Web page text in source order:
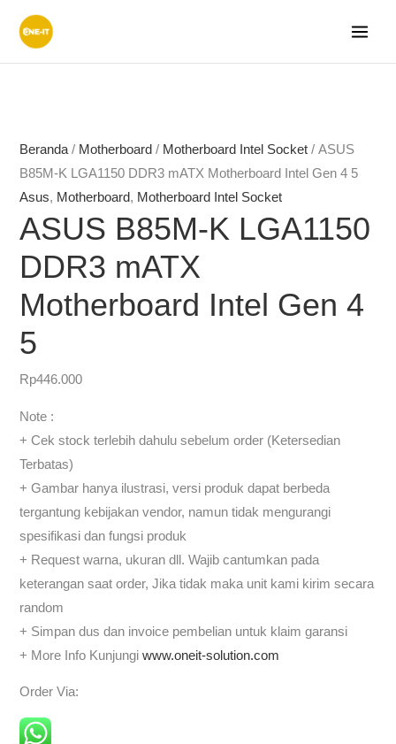
Beranda / Motherboard / Motherboard Intel Socket / ASUS
B85M-K LGA1150 DDR3 mATX Motherboard Intel Gen 4 5
Asus, Motherboard, Motherboard Intel Socket
ASUS B85M-K LGA1150
DDR3 mATX
Motherboard Intel Gen 4
5
Rp446.000
Note :
+ Cek stock terlebih dahulu sebelum order (Ketersedian
Terbatas)
+ Gambar hanya ilustrasi, versi produk dapat berbeda
tergantung kebijakan vendor, namun tidak mengurangi
spesifikasi dan fungsi produk
+ Request warna, ukuran dll. Wajib cantumkan pada
keterangan saat order, Jika tidak maka unit kami kirim secara
random
+ Simpan dus dan invoice pembelian untuk klaim garansi
+ More Info Kunjungiwww.oneit-solution.com
Order Via: